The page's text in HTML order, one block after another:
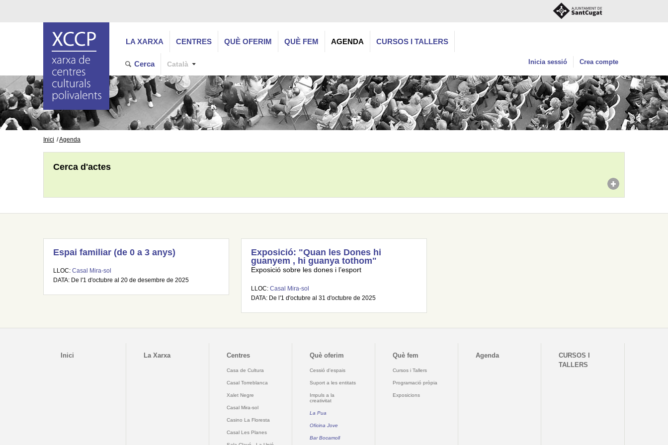
LA XARXA CENTRES QUÈ OFERIM QUÈ FEM AGENDA CURSOS I TALLERS
Cerca Català Inicia sessió Crea compte
Inici Agenda
Cerca d'actes
Espai familiar (de 0 a 3 anys)
LLOC: Casal Mira-sol
DATA: De l'1 d'octubre al 20 de desembre de 2025
Exposició: "Quan les Dones hi
guanyem , hi guanya tothom"
Exposició sobre les dones i l’esport
LLOC: Casal Mira-sol
DATA: De l'1 d'octubre al 31 d'octubre de 2025
Inici La Xarxa Centres
Casa de Cultura
Casal Torreblanca
Xalet Negre
Casal Mira-sol
Casino La Floresta
Casal Les Planes
Què oferim
Cessió d'espais
Suport a les entitats
Impuls a la
creativitat
La Pua
Oficina Jove
Bar Bocamoll
Què fem
Cursos i Tallers
Programació pròpia
Exposicions
Agenda
CURSOS I
TALLERS